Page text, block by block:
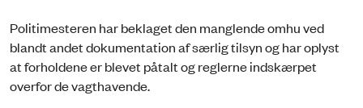
Politimesteren har beklaget den manglende omhu ved
blandt andet dokumentation af særlig tilsyn og har oplyst
at forholdene er blevet påtalt og reglerne indskærpet
overfor de vagthavende.